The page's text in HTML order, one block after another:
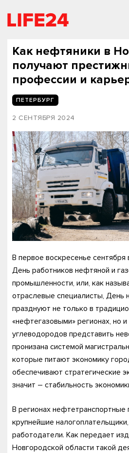
Как нефтяники в
получают
профессии и
ПЕТЕРБУРГ
2 СЕНТЯБРЯ 2024
В первое воскресенье
День работников нефтяной и
промышленности, или, как
отраслевые специалисты, День
празднуют не только в
«нефтегазовыми» регионах, но
углеводородов представить
пронизана системой
которые питают экономику
обеспечивают стратегические
значит – стабильность
В регионах нефтетранспортные
крупнейшие
работодатели. Как передает
Новгородской области такой